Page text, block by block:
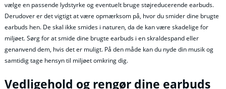
vælge en passende lydstyrke og eventuelt bruge støjreducerende earbuds.
Derudover er det vigtigt at være opmærksom på, hvor du smider dine brugte
earbuds hen. De skal ikke smides i naturen, da de kan være skadelige for
miljøet. Sørg for at smide dine brugte earbuds i en skraldespand eller
genanvend dem, hvis det er muligt. På den måde kan du nyde din musik og
samtidig tage hensyn til miljøet omkring dig.
Vedligehold og rengør dine earbuds